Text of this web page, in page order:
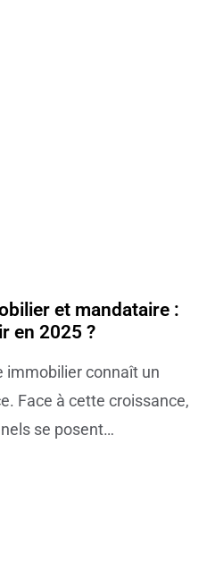
et mandataire :
en 2025 ?
immobilier connaît un
Face à cette croissance,
se posent…